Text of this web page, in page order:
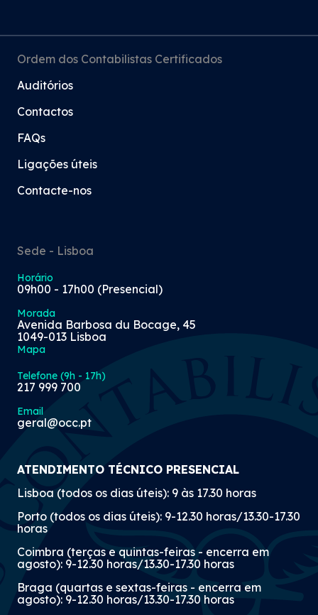
Ordem dos Contabilistas Certificados
Auditórios
Contactos
FAQs
Ligações úteis
Contacte-nos
Sede - Lisboa
Horário
09h00 - 17h00 (Presencial)
Morada
Avenida Barbosa du Bocage, 45
1049-013 Lisboa
Mapa
Telefone (9h - 17h)
217 999 700
Email
geral@occ.pt
ATENDIMENTO TÉCNICO PRESENCIAL
Lisboa (todos os dias úteis): 9 às 17.30 horas
Porto (todos os dias úteis): 9-12.30 horas/13.30-17.30
horas
Coimbra (terças e quintas-feiras - encerra em
agosto): 9-12.30 horas/13.30-17.30 horas
Braga (quartas e sextas-feiras - encerra em
agosto): 9-12.30 horas/13.30-17.30 horas